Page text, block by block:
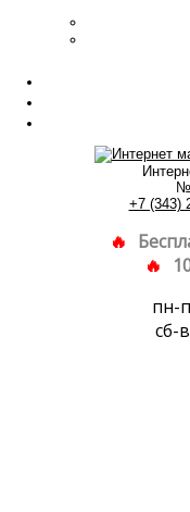
+7 (343)
пн-
сб-